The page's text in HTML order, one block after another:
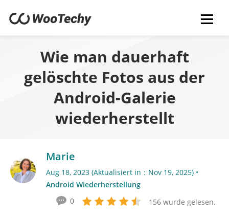
Wie man dauerhaft
gelöschte Fotos aus der
Android-Galerie
wiederherstellt
Marie
Aug 18, 2023 (Aktualisiert in：Nov 19, 2025) •
Android Wiederherstellung
156 wurde gelesen.
0